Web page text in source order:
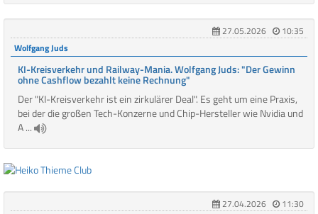
27.05.2026
10:35
Wolfgang Juds
KI-Kreisverkehr und Railway-Mania. Wolfgang Juds: "Der Gewinn
ohne Cashflow bezahlt keine Rechnung"
Der "KI-Kreisverkehr ist ein zirkulärer Deal". Es geht um eine Praxis,
bei der die großen Tech-Konzerne und Chip-Hersteller wie Nvidia und
A ...
27.04.2026
11:30